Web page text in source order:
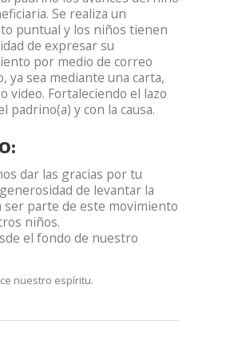
Se realiza un
puntual y los niños tienen
de expresar su
por medio de correo
ya sea mediante una carta,
video. Fortaleciendo el lazo
padrino(a) y con la causa.
dar las gracias por tu
de levantar la
ser parte de este movimiento
niños.
el fondo de nuestro
nuestro espíritu.